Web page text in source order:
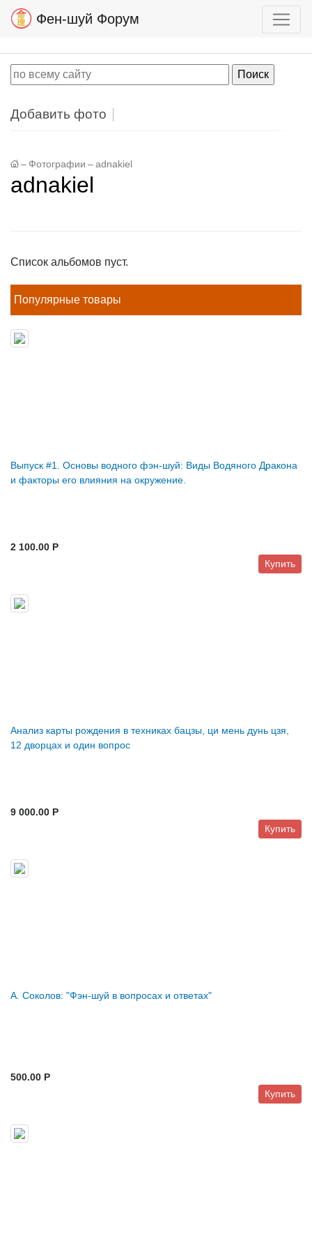
Фен-шуй Форум
Добавить фото
– Фотографии – adnakiel
adnakiel
Список альбомов пуст.
Популярные товары
Выпуск #1. Основы водного фэн-шуй: Виды Водяного Дракона
и факторы его влияния на окружение.
2 100.00 P
Купить
Анализ карты рождения в техниках бацзы, ци мень дунь цзя,
12 дворцах и один вопрос
9 000.00 P
Купить
А. Соколов: "Фэн-шуй в вопросах и ответах"
500.00 P
Купить